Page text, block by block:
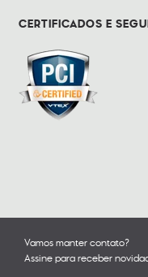
CERTIFICADOS E
Vamos manter contato?
Assine para receber